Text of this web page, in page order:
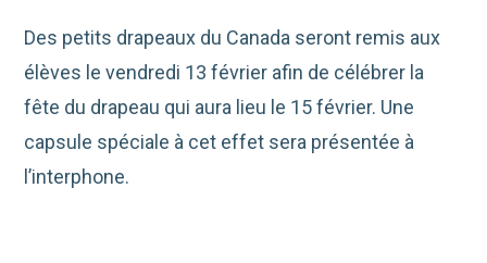
Des petits drapeaux du Canada seront remis aux
élèves le vendredi 13 février afin de célébrer la
fête du drapeau qui aura lieu le 15 février. Une
capsule spéciale à cet effet sera présentée à
l’interphone.